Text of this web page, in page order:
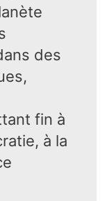
des
fin à
à la